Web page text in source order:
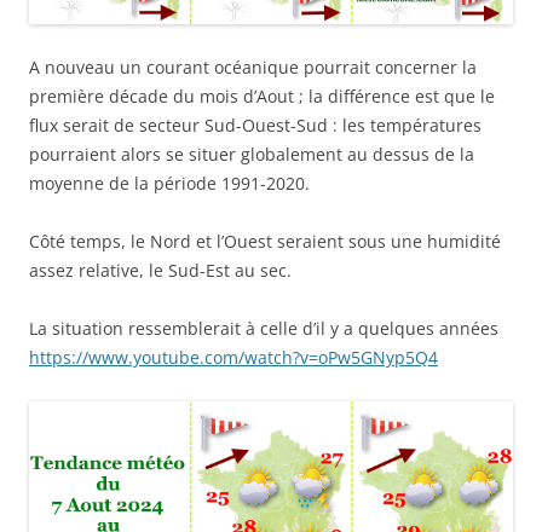
A nouveau un courant océanique pourrait concerner la
première décade du mois d’Aout ; la différence est que le
flux serait de secteur Sud-Ouest-Sud : les températures
pourraient alors se situer globalement au dessus de la
moyenne de la période 1991-2020.
Côté temps, le Nord et l’Ouest seraient sous une humidité
assez relative, le Sud-Est au sec.
La situation ressemblerait à celle d’il y a quelques années
https://www.youtube.com/watch?v=oPw5GNyp5Q4